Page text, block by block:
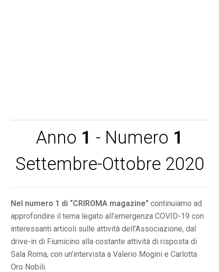
Anno 1 - Numero 1
Settembre-Ottobre 2020
Nel numero 1 di “CRIROMA magazine” continuiamo ad
approfondire il tema legato all’emergenza COVID-19 con
interessanti articoli sulle attività dell’Associazione, dal
drive-in di Fiumicino alla costante attività di risposta di
Sala Roma, con un’intervista a Valerio Mogini e Carlotta
Oro Nobili.